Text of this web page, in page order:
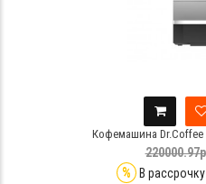
Кофемашина Dr.Coffee
% В